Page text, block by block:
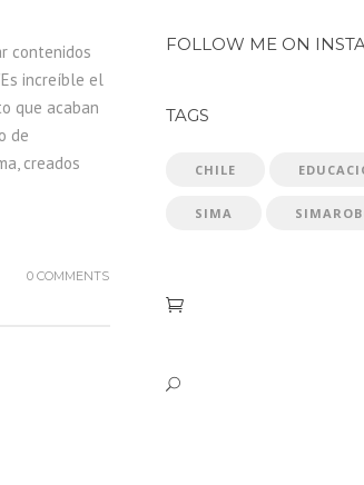
contenidos
increíble el
que acaban
de
creados
0 COMMENTS
FOLLOW ME ON
TAGS
CHILE
SIMA